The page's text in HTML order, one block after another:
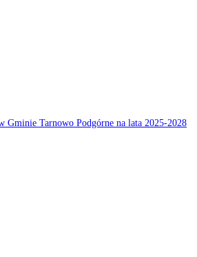
Tarnowo Podgórne na lata 2025-2028